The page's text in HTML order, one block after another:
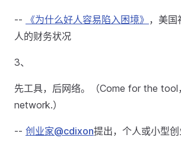
-- 《为什么好人容易陷入困境》 ，美国
人的财务状况
3、
先工具，后网络。（Come for the
network.）
-- 创业家@cdixon提出，个人或小型创